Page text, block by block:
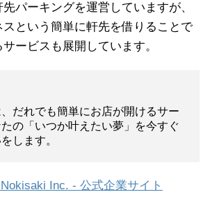
パーキングを運営していますが、
という簡単に軒先を借りることで
ービスも展開しています。
だれでも簡単にお店が開けるサー
の「いつか叶えたい夢」を今すぐ
します。
Inc. - 公式企業サイト